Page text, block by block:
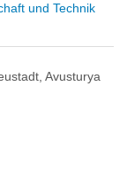
und Technik
Avusturya